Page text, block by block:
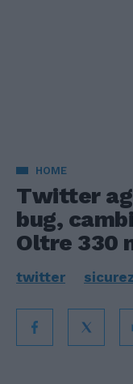
HOME
Twitter
bug,
Oltre 330
twitter